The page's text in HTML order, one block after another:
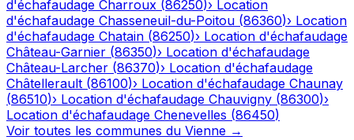
d'échafaudage Charroux (86250)› Location
d'échafaudage Chasseneuil-du-Poitou (86360)› Location
d'échafaudage Chatain (86250)› Location d'échafaudage
Château-Garnier (86350)› Location d'échafaudage
Château-Larcher (86370)› Location d'échafaudage
Châtellerault (86100)› Location d'échafaudage Chaunay
(86510)› Location d'échafaudage Chauvigny (86300)›
Location d'échafaudage Chenevelles (86450)
Voir toutes les communes du Vienne →